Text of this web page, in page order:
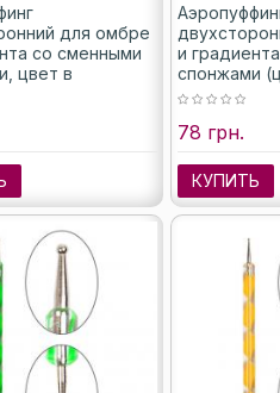
для омбре
со сменными
цвет в
и
спонжами
78 грн.
КУПИТЬ